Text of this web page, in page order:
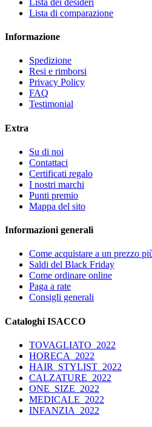
Lista di comparazione
Informazione
Spedizione
Resi e rimborsi
Privacy Policy
FAQ
Testimonial
Extra
Su di noi
Contattaci
Certificati regalo
I nostri marchi
Punti premio
Mappa del sito
Informazioni generali
Come acquistare a un prezzo
Saldi del Black Friday
Come ordinare online
Paga a rate
Consigli generali
Cataloghi ISACCO
TOVAGLIATO_2022
HORECA_2022
HAIR_STYLIST_2022
CALZATURE_2022
ONE_SIZE_2022
MEDICALE_2022
INFANZIA_2022